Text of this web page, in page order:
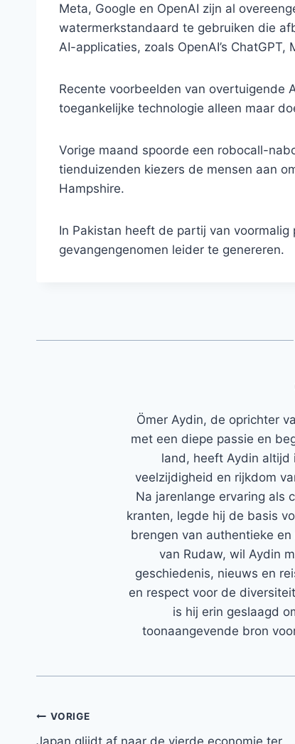
Meta, Google en OpenAI zijn al
watermerkstandaard te gebruiken die
AI-applicaties, zoals OpenAI’s ChatGPT,
Recente voorbeelden van overtuigende
toegankelijke technologie alleen maar
Vorige maand spoorde een robocall-
tienduizenden kiezers de mensen aan
Hampshire.
In Pakistan heeft de partij van
gevangengenomen leider te genereren.
Ömer Aydin, de oprichter
met een diepe passie en
land, heeft Aydin altijd
veelzijdigheid en rijkdom
Na jarenlange ervaring als
kranten, legde hij de basis
brengen van authentieke
van Rudaw, wil Aydin
geschiedenis, nieuws en
en respect voor de
is hij erin geslaagd
toonaangevende bron
Bericht
VORIGE
Japan glijdt af naar de vierde economie ter